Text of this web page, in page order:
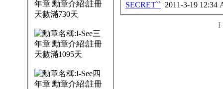
SECRET`` 2011-3-19 12:34